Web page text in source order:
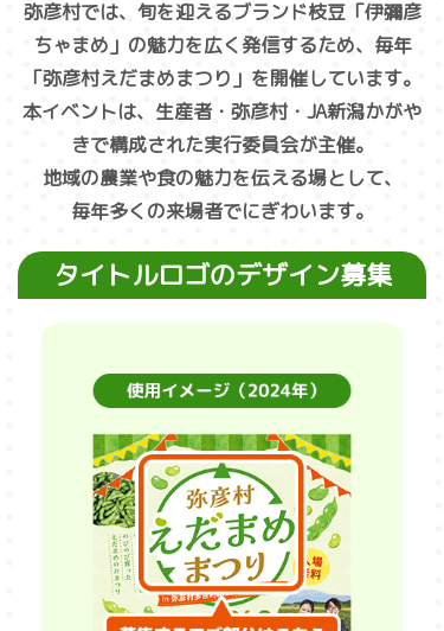
弥彦村では、旬を迎えるブランド枝豆「伊彌彦
ちゃまめ」の魅力を広く発信するため、 毎年
「弥彦村えだまめまつり」を開催しています。
本イベントは、生産者・弥彦村・JA新潟かがや
きで構成された実行委員会が主催。
地域の農業や食の魅力を伝える場として、
毎年多くの来場者でにぎわいます。
タイトルロゴのデザイン募集